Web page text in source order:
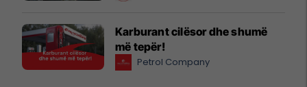
Karburant cilësor dhe shumë
më tepër!
Petrol Company